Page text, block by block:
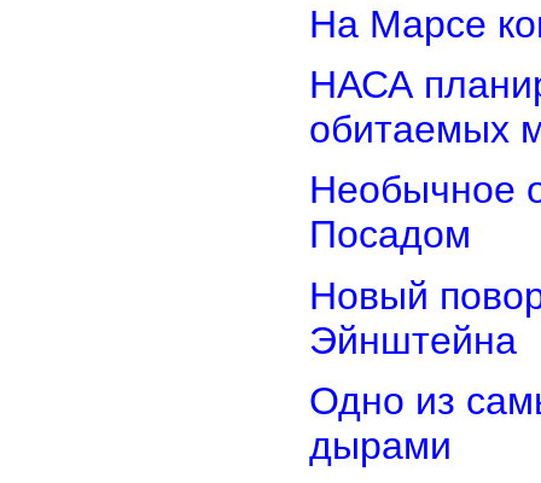
На Марсе
НАСА
обитаемых
Необычное
Посадом
Новый
Эйнштейна
Одно из
дырами